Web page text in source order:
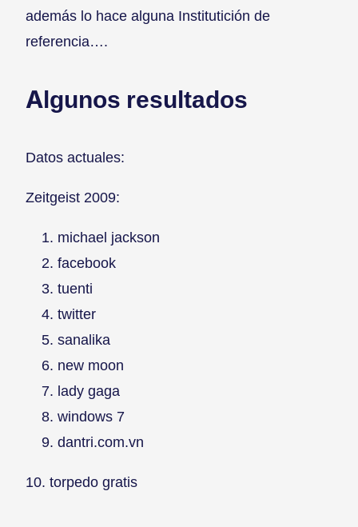
además lo hace alguna Institutición de
referencia….
Algunos resultados
Datos actuales:
Zeitgeist 2009:
michael jackson
facebook
tuenti
twitter
sanalika
new moon
lady gaga
windows 7
dantri.com.vn
10. torpedo gratis